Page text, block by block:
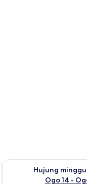
ini Ogo 7 - Ogo 9
Hujung
Ogo 14 -
Semak ketersediaan